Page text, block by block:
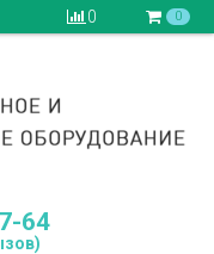
0 0
64